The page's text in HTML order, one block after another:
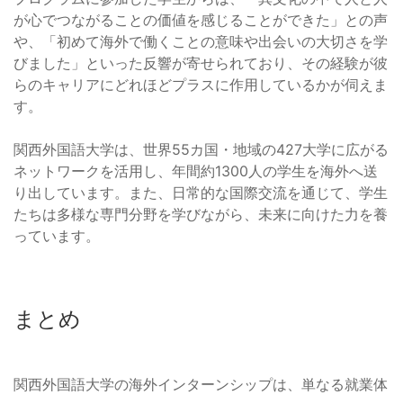
が心でつながることの価値を感じることができた」との声
や、「初めて海外で働くことの意味や出会いの大切さを学
びました」といった反響が寄せられており、その経験が彼
らのキャリアにどれほどプラスに作用しているかが伺えま
す。
関西外国語大学は、世界55カ国・地域の427大学に広がる
ネットワークを活用し、年間約1300人の学生を海外へ送
り出しています。また、日常的な国際交流を通じて、学生
たちは多様な専門分野を学びながら、未来に向けた力を養
っています。
まとめ
関西外国語大学の海外インターンシップは、単なる就業体